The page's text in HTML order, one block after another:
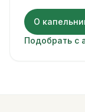
О
Подобрать с